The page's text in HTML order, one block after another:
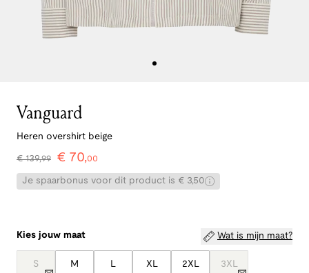
Vanguard
Heren overshirt beige
€139,99 € 70,00
Je spaarbonus voor dit product is € 3,50
Kies jouw maat Wat is mijn maat?
S M L XL 2XL 3XL